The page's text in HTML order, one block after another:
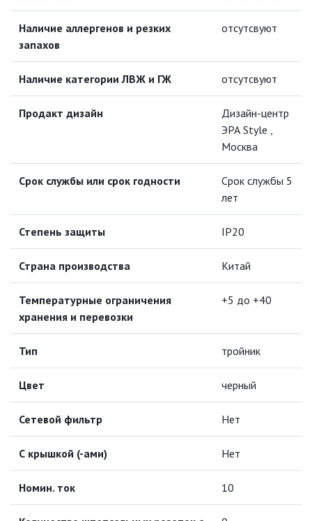
ПРОТИВОМОСКИТНЫЕ ЛАМПЫ
ДЕЛИТЕЛИ
СЕТЕВЫЕ ФИЛЬТРЫ, СИЛОВЫЕ
РАЗЪЕМЫ И УДЛИНИТЕЛИ,
ТРОЙНИКИ И КОЛОДКИ, ВИЛКИ
СИЛОВЫЕ РАЗЪЕМЫ
ТРОЙНИКИ И КОЛОДКИ
ПРОМЫШЛЕННЫЕ УДЛИНИТЕЛИ
СИЛОВЫЕ УДЛИНИТЕЛИ
ШТЕПСЕЛЬНЫЕ ВИЛКИ И
РОЗЕТКИ
СИСТЕМЫ ПОЛИВА
СТАБИЛИЗАТОРЫ НАПРЯЖЕНИЯ
Наличие аллергенов и резких
запахов
отсутсвуют
Наличие категории ЛВЖ и ГЖ отсутсвуют
Продакт дизайн
Дизайн-центр
ЭРА Style ,
Москва
Срок службы или срок годности
Срок службы 5
лет
Степень защиты IP20
Страна производства Китай
Температурные ограничения
хранения и перевозки
+5 до +40
Тип тройник
Цвет черный
Сетевой фильтр Нет
С крышкой (-ами) Нет
Номин. ток 10